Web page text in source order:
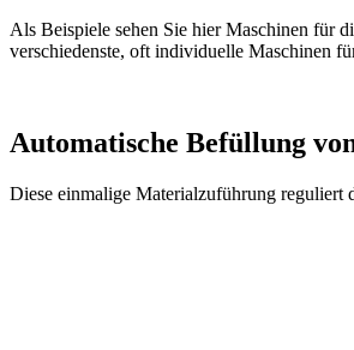
Als Beispiele sehen Sie hier Maschinen für
verschiedenste, oft individuelle Maschinen
Automatische Befüllung
Diese einmalige Materialzuführung reguliert